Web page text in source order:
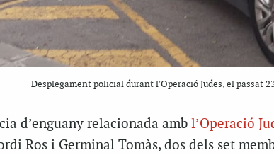
Desplegament policial durant l'Operació Judes, el passat
d’enguany relacionada ambl’Operació
Ros i Germinal Tomàs, dos dels set